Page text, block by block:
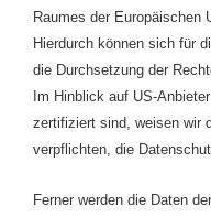
Raumes der Europäischen
Hierdurch können sich für
die Durchsetzung der
Im Hinblick auf US-
zertifiziert sind, weisen wir
verpflichten, die
Ferner werden die Daten